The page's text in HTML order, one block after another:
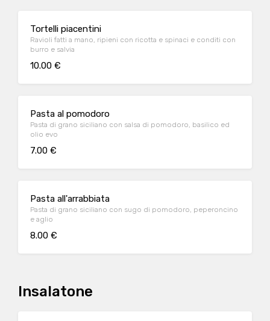
Tortelli piacentini
Ravioli fatti a mano, ripieni con ricotta e spinaci e conditi con
burro e salvia
10.00 €
Pasta al pomodoro
Pasta di grano siciliano con salsa di pomodoro, basilico ed
olio evo
7.00 €
Pasta all'arrabbiata
Pasta di grano siciliano con sugo di pomodoro, peperoncino
e aglio
8.00 €
Insalatone